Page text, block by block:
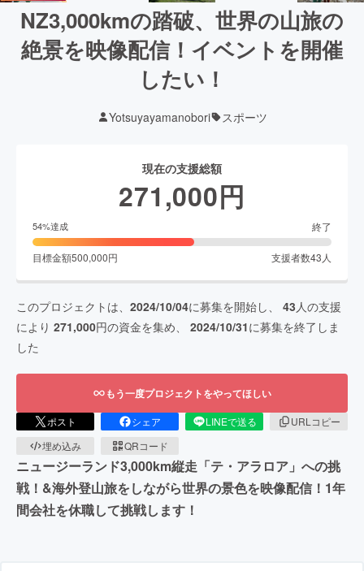
NZ3,000kmの踏破、世界の山旅の
絶景を映像配信！イベントを開催
したい！
Yotsuyayamanobori スポーツ
現在の支援総額
271,000円
54%達成 終了
目標金額500,000円 支援者数43 人
このプロジェクトは、 2024/10/04に募集を開始し、 43 人の支援
により 271,000円の資金を集め、 2024/10/31に募集を終了しま
した
もう一度プロジェクトをやってほしい
ポスト シェア LINEで送る
URLコピー
埋め込み
QRコード
ニュージーランド3,000km縦走「テ・アラロア」への挑
戦！&海外登山旅をしながら世界の景色を映像配信！1年
間会社を休職して挑戦します！